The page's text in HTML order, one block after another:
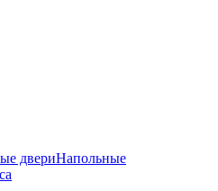
двериНапольные